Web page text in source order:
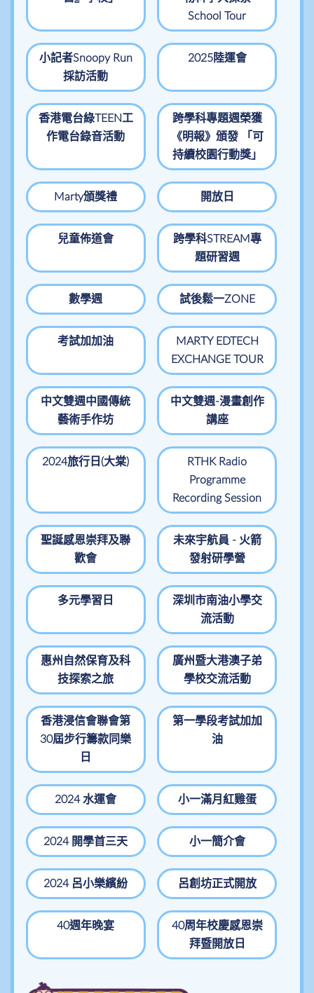
School Tour
小記者Snoopy Run
採訪活動
2025陸運會
香港電台綠TEEN工
作電台錄音活動
跨學科專題週榮獲
《明報》頒發 「可
持續校園行動獎」
Marty頒獎禮 開放日
兒童佈道會
跨學科STREAM專
題研習週
數學週 試後鬆一ZONE
考試加加油
MARTY EDTECH
EXCHANGE TOUR
中文雙週中國傳統
藝術手作坊
中文雙週-漫畫創作
講座
2024旅行日(大棠)
RTHK Radio
Programme
Recording Session
聖誕感恩崇拜及聯
歡會
未來宇航員 - 火箭
發射研學營
多元學習日
深圳市南油小學交
流活動
惠州自然保育及科
技探索之旅
廣州暨大港澳子弟
學校交流活動
香港浸信會聯會第
30屆步行籌款同樂
日
第一學段考試加加
油
2024 水運會 小一滿月紅雞蛋
2024 開學首三天 小一簡介會
2024 呂小樂繽紛 呂創坊正式開放
40週年晚宴
40周年校慶感恩崇
拜暨開放日